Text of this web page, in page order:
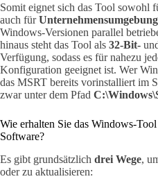
Somit eignet sich das Tool sowohl
auch für
Windows-Versionen parallel
hinaus steht das Tool als 32-Bit-
Verfügung, sodass es für nahezu
Konfiguration geeignet ist. Wer
das MSRT bereits vorinstalliert im
zwar unter dem Pfad
Wie erhalten Sie das Windows-
Software?
Es gibt grundsätzlich drei Wege,
oder zu aktualisieren: